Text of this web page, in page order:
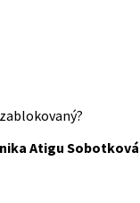
zablokovaný?
Atigu Sobotková